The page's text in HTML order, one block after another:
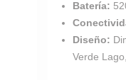
Batería:
Diseño:
Verde